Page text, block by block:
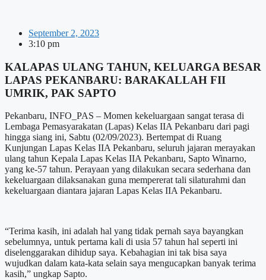
September 2, 2023
3:10 pm
KALAPAS ULANG TAHUN, KELUARGA BESAR
LAPAS PEKANBARU: BARAKALLAH FII
UMRIK, PAK SAPTO
Pekanbaru, INFO_PAS – Momen kekeluargaan sangat terasa di
Lembaga Pemasyarakatan (Lapas) Kelas IIA Pekanbaru dari pagi
hingga siang ini, Sabtu (02/09/2023). Bertempat di Ruang
Kunjungan Lapas Kelas IIA Pekanbaru, seluruh jajaran merayakan
ulang tahun Kepala Lapas Kelas IIA Pekanbaru, Sapto Winarno,
yang ke-57 tahun. Perayaan yang dilakukan secara sederhana dan
kekeluargaan dilaksanakan guna mempererat tali silaturahmi dan
kekeluargaan diantara jajaran Lapas Kelas IIA Pekanbaru.
“Terima kasih, ini adalah hal yang tidak pernah saya bayangkan
sebelumnya, untuk pertama kali di usia 57 tahun hal seperti ini
diselenggarakan dihidup saya. Kebahagian ini tak bisa saya
wujudkan dalam kata-kata selain saya mengucapkan banyak terima
kasih,” ungkap Sapto.